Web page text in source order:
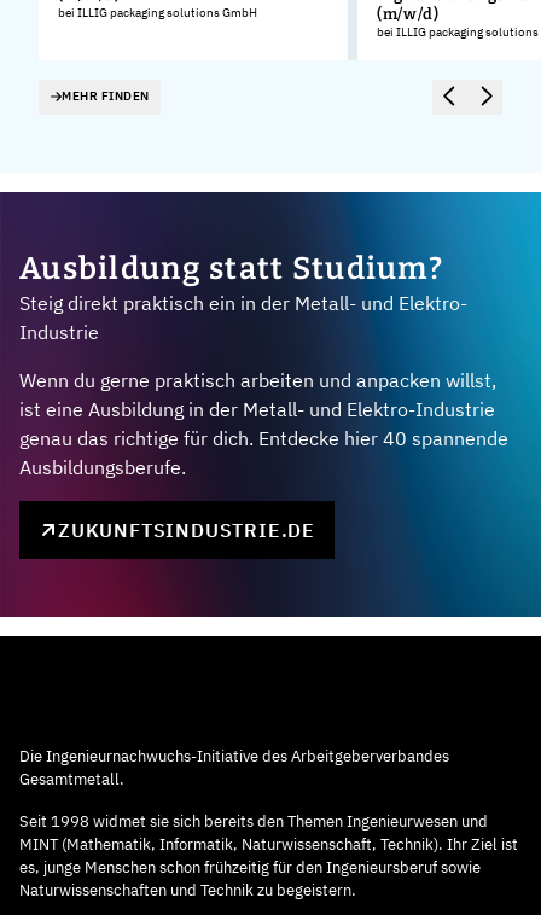
bei ILLIG packaging solutions GmbH
(m/w/d)
bei ILLIG packaging solutions
MEHR FINDEN
Ausbildung statt Studium?
Steig direkt praktisch ein in der Metall- und Elektro-
Industrie
Wenn du gerne praktisch arbeiten und anpacken willst,
ist eine Ausbildung in der Metall- und Elektro-Industrie
genau das richtige für dich. Entdecke hier 40 spannende
Ausbildungsberufe.
ZUKUNFTSINDUSTRIE.DE
Die Ingenieurnachwuchs-Initiative des Arbeitgeberverbandes
Gesamtmetall.
Seit 1998 widmet sie sich bereits den Themen Ingenieurwesen und
MINT (Mathematik, Informatik, Naturwissenschaft, Technik). Ihr Ziel ist
es, junge Menschen schon frühzeitig für den Ingenieursberuf sowie
Naturwissenschaften und Technik zu begeistern.